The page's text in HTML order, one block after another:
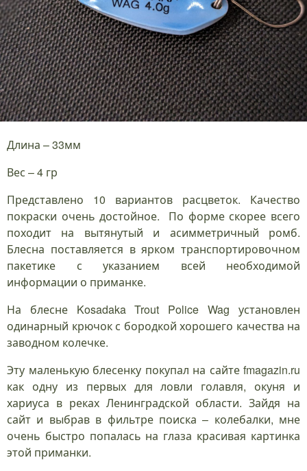
Длина – 33мм
Вес – 4 гр
Представлено 10 вариантов расцветок. Качество
покраски очень достойное. По форме скорее всего
походит на вытянутый и асимметричный ромб.
Блесна поставляется в ярком транспортировочном
пакетике с указанием всей необходимой
информации о приманке.
На блесне Kosadaka Trout Police Wag установлен
одинарный крючок с бородкой хорошего качества на
заводном колечке.
Эту маленькую блесенку покупал на сайте fmagazin.ru
как одну из первых для ловли голавля, окуня и
хариуса в реках Ленинградской области. Зайдя на
сайт и выбрав в фильтре поиска – колебалки, мне
очень быстро попалась на глаза красивая картинка
этой приманки.